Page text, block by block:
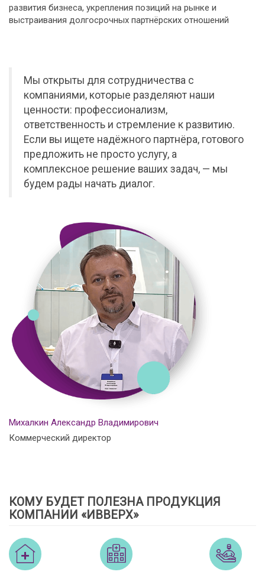
развития бизнеса, укрепления позиций на рынке и
выстраивания долгосрочных партнёрских отношений
Мы открыты для сотрудничества с
компаниями, которые разделяют наши
ценности: профессионализм,
ответственность и стремление к развитию.
Если вы ищете надёжного партнёра, готового
предложить не просто услугу, а
комплексное решение ваших задач, — мы
будем рады начать диалог.
Михалкин Александр Владимирович
Коммерческий директор
КОМУ БУДЕТ ПОЛЕЗНА ПРОДУКЦИЯ
КОМПАНИИ «ИВВЕРХ»